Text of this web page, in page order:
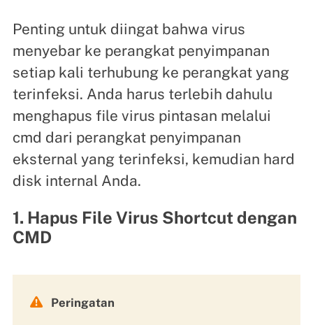
Penting untuk diingat bahwa virus
menyebar ke perangkat penyimpanan
setiap kali terhubung ke perangkat yang
terinfeksi. Anda harus terlebih dahulu
menghapus file virus pintasan melalui
cmd dari perangkat penyimpanan
eksternal yang terinfeksi, kemudian hard
disk internal Anda.
1. Hapus File Virus Shortcut dengan
CMD
 Peringatan